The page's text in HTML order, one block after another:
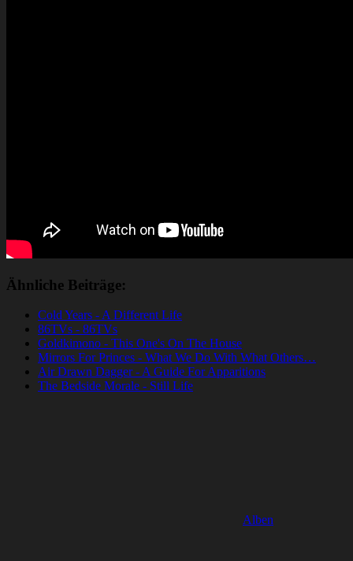
Ähnliche Beiträge:
Cold Years - A Different Life
86TVs - 86TVs
Goldkimono - This One's On The House
Mirrors For Princes - What We Do With What Others…
Air Drawn Dagger - A Guide For Apparitions
The Bedside Morale - Still Life
Alben